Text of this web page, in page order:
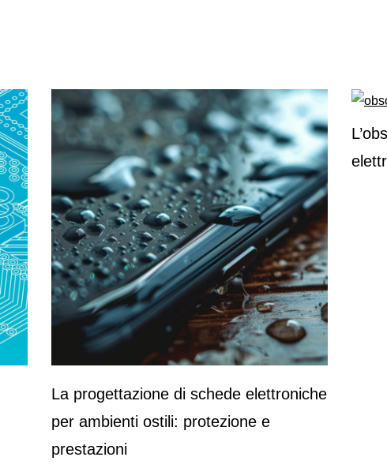
La progettazione di schede elettroniche
per ambienti ostili: protezione e
prestazioni